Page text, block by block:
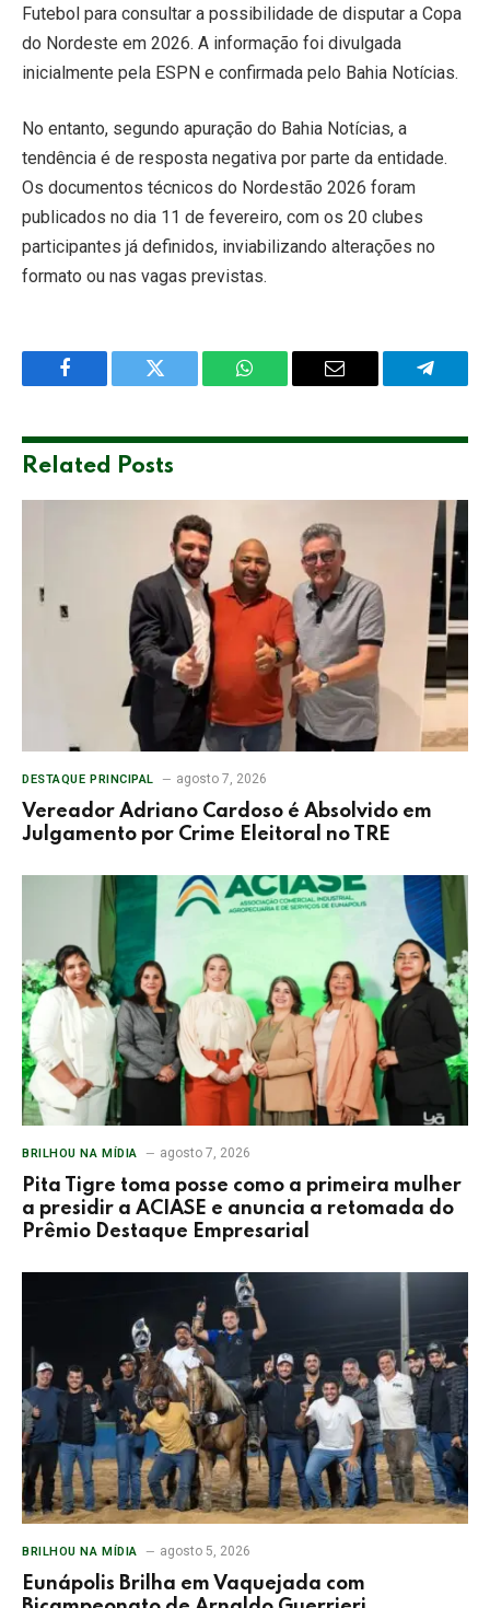
Futebol para consultar a possibilidade de disputar a Copa
do Nordeste em 2026. A informação foi divulgada
inicialmente pela ESPN e confirmada pelo Bahia Notícias.
No entanto, segundo apuração do Bahia Notícias, a
tendência é de resposta negativa por parte da entidade.
Os documentos técnicos do Nordestão 2026 foram
publicados no dia 11 de fevereiro, com os 20 clubes
participantes já definidos, inviabilizando alterações no
formato ou nas vagas previstas.
Facebook Twitter WhatsApp Email
Related Posts
DESTAQUE PRINCIPAL agosto 7, 2026
Vereador Adriano Cardoso é Absolvido em
Julgamento por Crime Eleitoral no TRE
BRILHOU NA MÍDIA agosto 7, 2026
Pita Tigre toma posse como a primeira mulher
a presidir a ACIASE e anuncia a retomada do
Prêmio Destaque Empresarial
BRILHOU NA MÍDIA agosto 5, 2026
Eunápolis Brilha em Vaquejada com